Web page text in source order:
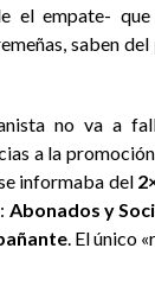
el empate-
saben del
no va a
a la
informaba del
Abonados y
. El único